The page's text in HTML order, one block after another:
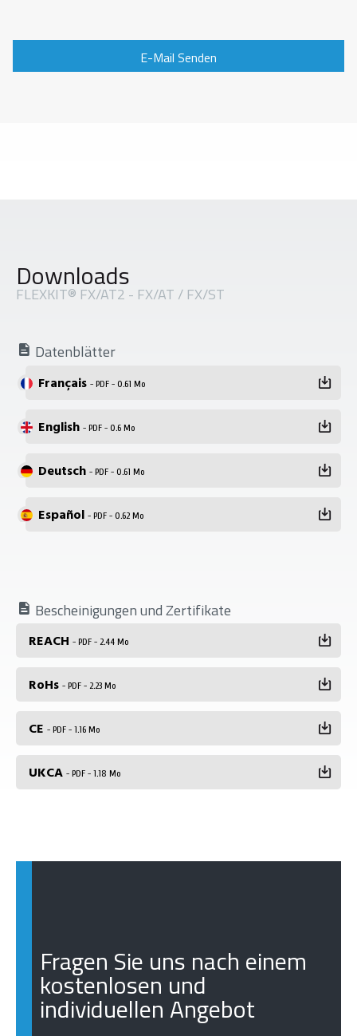
E-Mail Senden
Downloads
FLEXKIT® FX/AT2 - FX/AT / FX/ST
Datenblätter
Français - PDF - 0.61 Mo
English - PDF - 0.6 Mo
Deutsch - PDF - 0.61 Mo
Español - PDF - 0.62 Mo
Bescheinigungen und Zertifikate
REACH - PDF - 2.44 Mo
RoHs - PDF - 2.23 Mo
CE - PDF - 1.16 Mo
UKCA - PDF - 1.18 Mo
Fragen Sie uns nach einem
kostenlosen und
individuellen Angebot